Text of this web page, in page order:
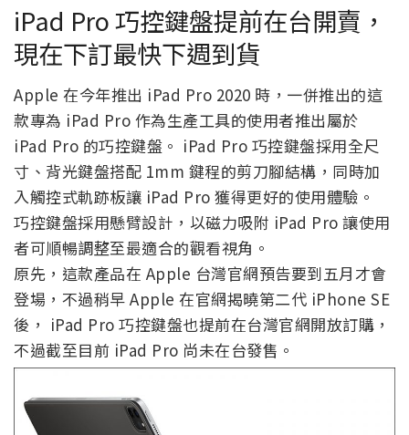
iPad Pro 巧控鍵盤提前在台開賣，
現在下訂最快下週到貨
Apple 在今年推出 iPad Pro 2020 時，一併推出的這
款專為 iPad Pro 作為生產工具的使用者推出屬於
iPad Pro 的巧控鍵盤。 iPad Pro 巧控鍵盤採用全尺
寸、背光鍵盤搭配 1mm 鍵程的剪刀腳結構，同時加
入觸控式軌跡板讓 iPad Pro 獲得更好的使用體驗。
巧控鍵盤採用懸臂設計，以磁力吸附 iPad Pro 讓使用
者可順暢調整至最適合的觀看視角。
原先，這款產品在 Apple 台灣官網預告要到五月才會
登場，不過稍早 Apple 在官網揭曉第二代 iPhone SE
後， iPad Pro 巧控鍵盤也提前在台灣官網開放訂購，
不過截至目前 iPad Pro 尚未在台發售。